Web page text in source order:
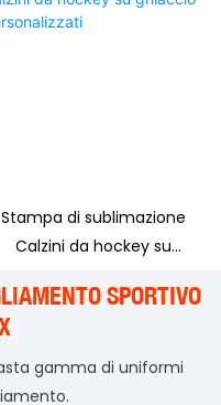
Stampa di sublimazione
Calzini da hockey su
SPORTIVO
gamma di uniformi